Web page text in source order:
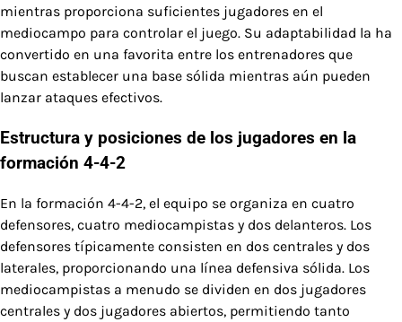
mientras proporciona suficientes jugadores en el
mediocampo para controlar el juego. Su adaptabilidad la ha
convertido en una favorita entre los entrenadores que
buscan establecer una base sólida mientras aún pueden
lanzar ataques efectivos.
Estructura y posiciones de los jugadores en la
formación 4-4-2
En la formación 4-4-2, el equipo se organiza en cuatro
defensores, cuatro mediocampistas y dos delanteros. Los
defensores típicamente consisten en dos centrales y dos
laterales, proporcionando una línea defensiva sólida. Los
mediocampistas a menudo se dividen en dos jugadores
centrales y dos jugadores abiertos, permitiendo tanto